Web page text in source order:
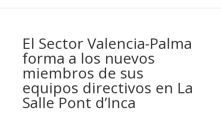
El Sector Valencia-Palma
forma a los nuevos
miembros de sus
equipos directivos en La
Salle Pont d’Inca